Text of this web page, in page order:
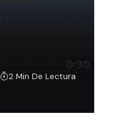
2 Min De Lectura